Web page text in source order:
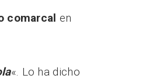
comarcal en
«. Lo ha dicho